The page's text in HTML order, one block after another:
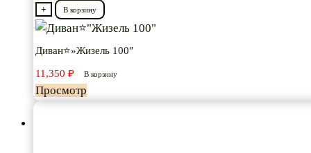
товара
Диван⭐"Жизель
+ В корзину
Диван⭐»Жизель 100″
11,350 ₽ В корзину
Просмотр